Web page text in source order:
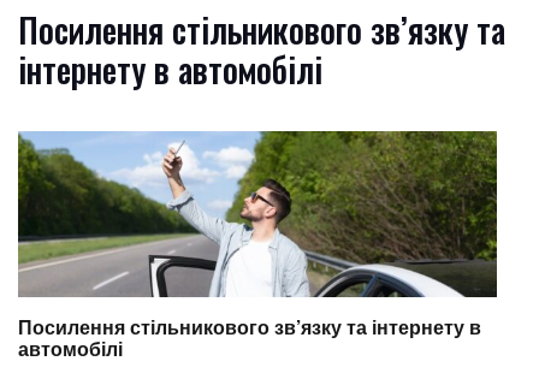
Посилення стільникового зв’язку та
інтернету в автомобілі
Посилення стільникового зв’язку та інтернету в
автомобілі